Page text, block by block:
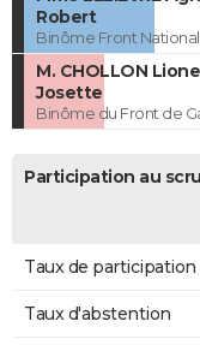
Robert
Binôme Front National
M. CHOLLON
Josette
Binôme du Front de
Participation au
Taux de participation
Taux d'abstention